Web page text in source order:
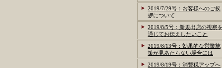
2019/7/29号：お客様へのご挨
拶について
2019/8/5号：新規出店の視察を
通じてお伝えしたいこと
2019/8/13号：効果的な営業施
策が見あたらない場合には
2019/8/19号：消費税アップへ